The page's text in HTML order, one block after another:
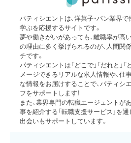
パティシエントは、洋菓子・パン業界
学ぶを応援するサイトです。
夢や働きがいがあっても、離職率が高
の理由に多く挙げられるのが、人間関
チです。
パティシエントは「どこで」「だれと」
メージできるリアルな求人情報や、仕
な情報をお届けすることで、パティシ
フをサポートします！
また、業界専門の転職エージェントが
事を紹介する「転職支援サービス」を
出会いもサポートしています。